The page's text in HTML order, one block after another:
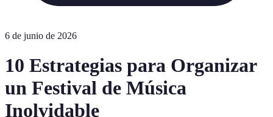
6 de junio de 2026
10 Estrategias para Organizar
un Festival de Música
Inolvidable